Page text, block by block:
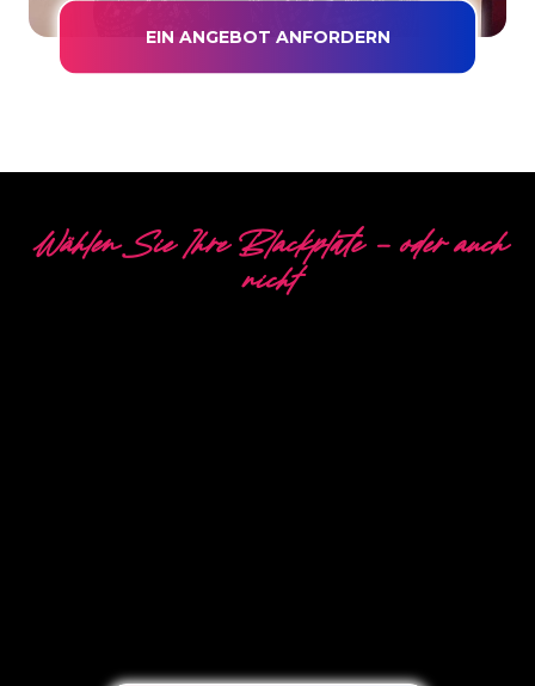
EIN ANGEBOT ANFORDERN
Wählen Sie Ihre Blackplate - oder auch
nicht